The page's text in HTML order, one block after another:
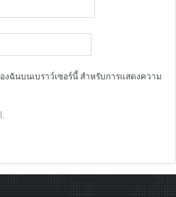
ฉันบนเบราว์เซอร์นี้ สำหรับการแสดงความ